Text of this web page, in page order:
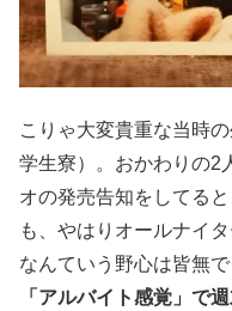
こりゃ大変貴重な当時
学生寮）。おかわりの2
オの発売告知をしてる
も、やはりオールナイ
なんていう野心は皆無
「アルバイト感覚」で